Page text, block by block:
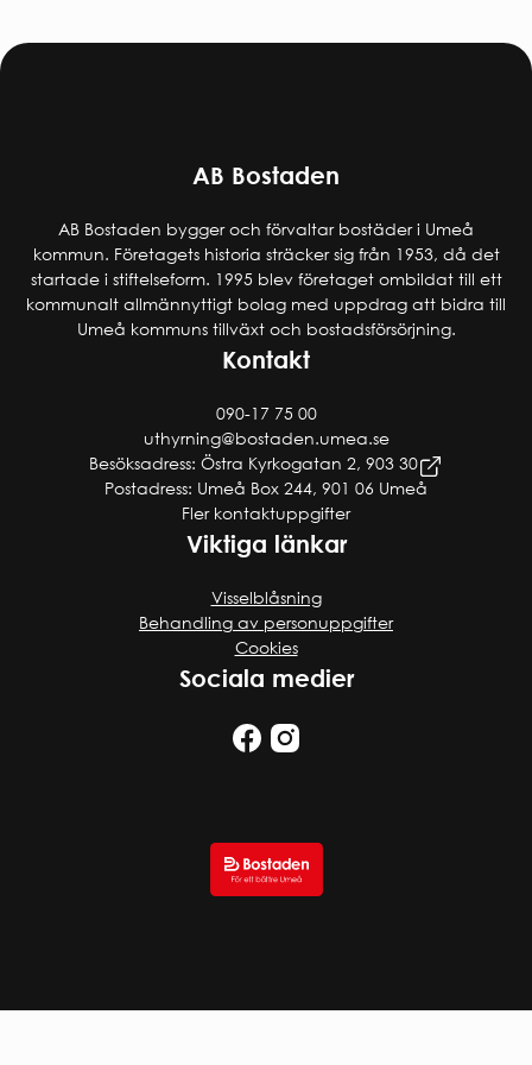
AB Bostaden
AB Bostaden bygger och förvaltar bostäder i Umeå
kommun. Företagets historia sträcker sig från 1953, då det
startade i stiftelseform. 1995 blev företaget ombildat till ett
kommunalt allmännyttigt bolag med uppdrag att bidra till
Umeå kommuns tillväxt och bostadsförsörjning.
Kontakt
090-17 75 00
uthyrning@bostaden.umea.se
Besöksadress: Östra Kyrkogatan 2, 903 30
Postadress: Umeå Box 244, 901 06 Umeå
Fler kontaktuppgifter
Viktiga länkar
Visselblåsning
Behandling av personuppgifter
Cookies
Sociala medier